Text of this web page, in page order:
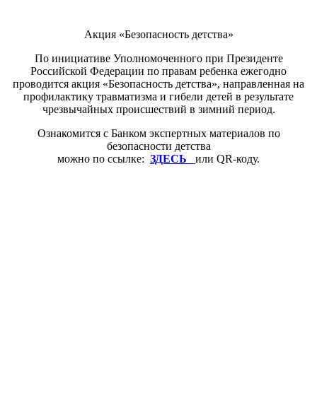
Акция «Безопасность детства»
По инициативе Уполномоченного при Президенте
Российской Федерации по правам ребенка ежегодно
проводится акция «Безопасность детства», направленная на
профилактику травматизма и гибели детей в результате
чрезвычайных происшествий в зимний период.
Ознакомится с Банком экспертных материалов по
безопасности детства
можно по ссылке: ЗДЕСЬ или QR-коду.